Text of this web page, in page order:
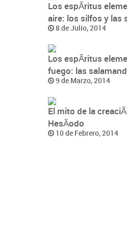
Los espÃ­ritus
aire: los silfos y las
8 de Julio, 2014
Los espÃ­ritus
fuego: las
9 de Marzo, 2014
El mito de la
HesÃ­odo
10 de Febrero, 2014